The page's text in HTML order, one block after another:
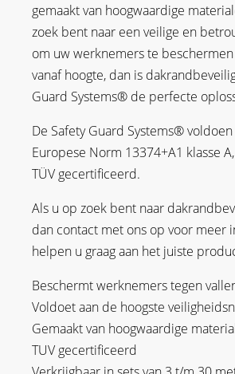
gemaakt van hoogwaardige
zoek bent naar een veilige en
om uw werknemers te
vanaf hoogte, dan is
Guard Systems® de perfecte
De Safety Guard Systems®
Europese Norm 13374+A1 klasse
TÜV gecertificeerd.
Als u op zoek bent naar
dan contact met ons op voor meer
helpen u graag aan het juiste
Beschermt werknemers tegen
Voldoet aan de hoogste
Gemaakt van hoogwaardige
TUV gecertificeerd